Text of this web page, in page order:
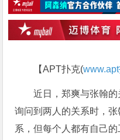
【APT扑克(
近日，郑爽与张翰
询问到两人的关系时，
系，但每个人都有自己